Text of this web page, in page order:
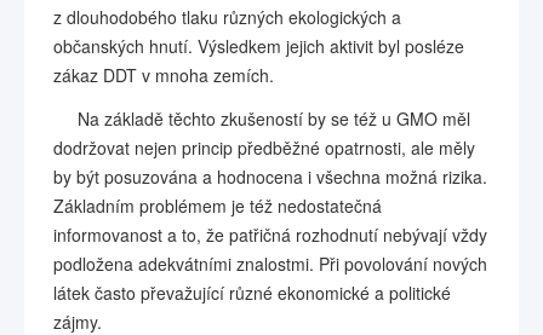
z dlouhodobého tlaku různých ekologických a
občanských hnutí. Výsledkem jejich aktivit byl posléze
zákaz DDT v mnoha zemích.
Na základě těchto zkušeností by se též u GMO měl
dodržovat nejen princip předběžné opatrnosti, ale měly
by být posuzována a hodnocena i všechna možná rizika.
Základním problémem je též nedostatečná
informovanost a to, že patřičná rozhodnutí nebývají vždy
podložena adekvátními znalostmi. Při povolování nových
látek často převažující různé ekonomické a politické
zájmy.